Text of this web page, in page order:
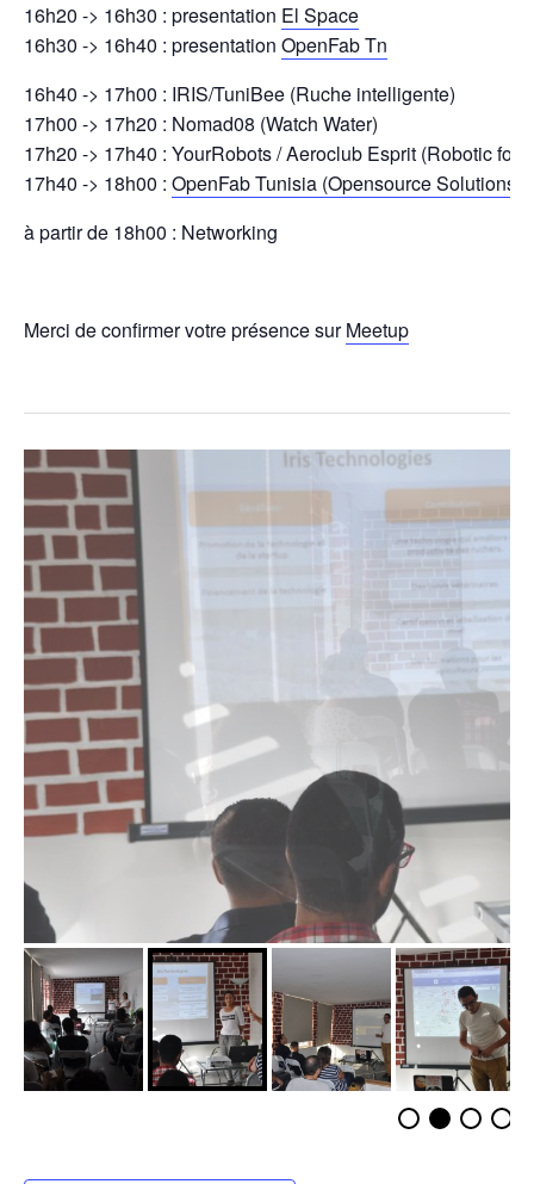
16h20 -> 16h30 : presentation El Space
16h30 -> 16h40 : presentation OpenFab Tn
16h40 -> 17h00 : IRIS/TuniBee (Ruche intelligente)
17h00 -> 17h20 : Nomad08 (Watch Water)
17h20 -> 17h40 : YourRobots / Aeroclub Esprit (Robotic for
17h40 -> 18h00 : OpenFab Tunisia (Opensource Solutions
à partir de 18h00 : Networking
Merci de confirmer votre présence surMeetup